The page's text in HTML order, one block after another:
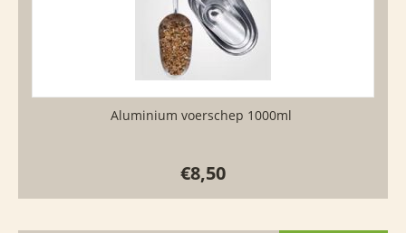
Aluminium voerschep 1000ml
€8,50